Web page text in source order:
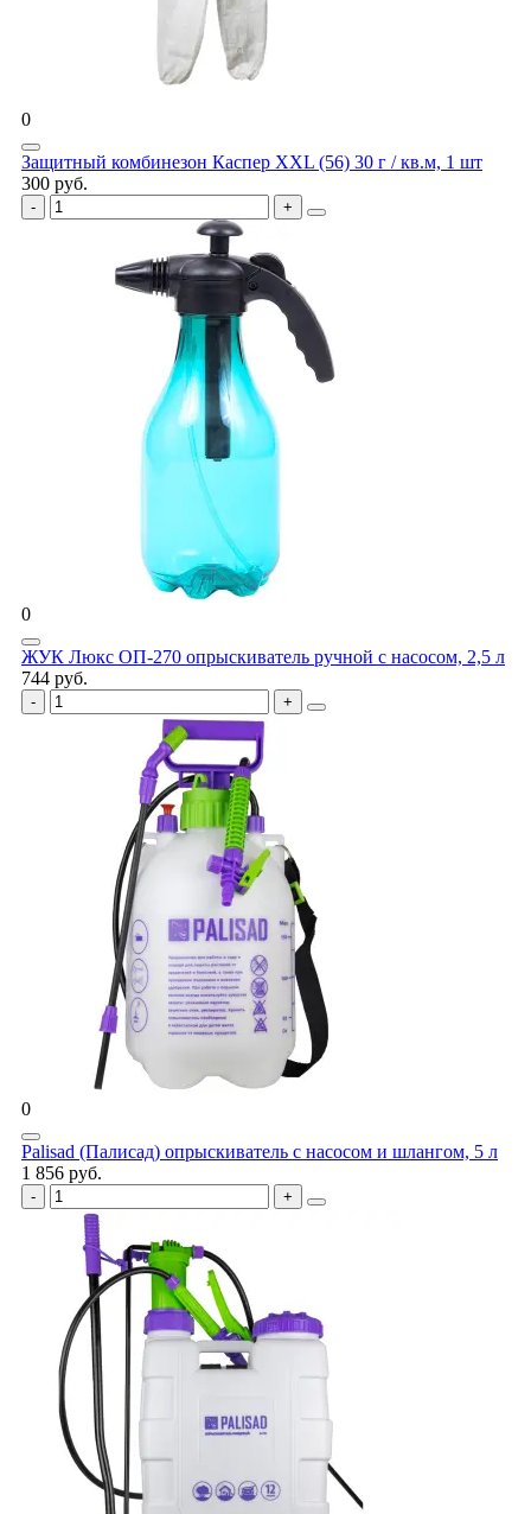
0
Защитный комбинезон Каспер XXL (56) 30 г / кв.м, 1 шт
300 руб.
0
ЖУК Люкс ОП-270 опрыскиватель ручной с насосом, 2,5 л
744 руб.
0
Palisad (Палисад) опрыскиватель с насосом и шлангом, 5 л
1 856 руб.